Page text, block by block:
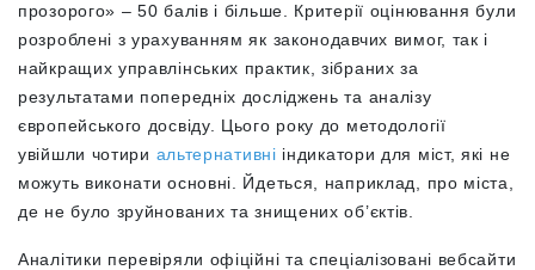
прозорого» – 50 балів і більше. Критерії оцінювання були
розроблені з урахуванням як законодавчих вимог, так і
найкращих управлінських практик, зібраних за
результатами попередніх досліджень та аналізу
європейського досвіду. Цього року до методології
увійшли чотири альтернативні індикатори для міст, які не
можуть виконати основні. Йдеться, наприклад, про міста,
де не було зруйнованих та знищених об’єктів.
Аналітики перевіряли офіційні та спеціалізовані вебсайти